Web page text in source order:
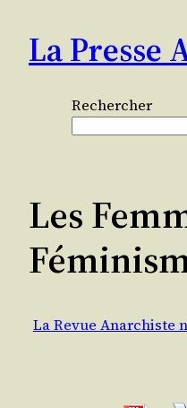
contenu
La Presse
Rechercher
Les
La Revue Anarchiste